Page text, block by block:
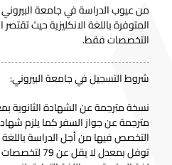
من عيوب الدراسة في جامعة
المتوفرة باللغة الانكليزية حيث
التخصصات فقط.
شروط التسجيل في جامعة البيروني:
مترجمة عن جواز السفر كما يلزم
التخصص فيها من أجل الدراسة
توفل بمعدل لا